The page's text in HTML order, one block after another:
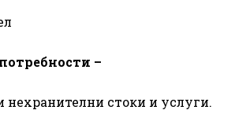
–
нехранителни стоки и услуги.